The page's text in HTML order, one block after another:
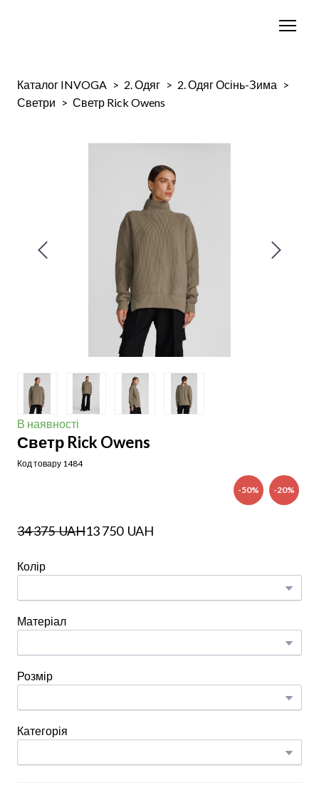
Каталог INVOGA 2. Одяг
2. Одяг Осінь-Зима
Светри
Светр Rick Owens
В наявності
Светр Rick Owens
Код товару 1484
-50% -20%
34 375  UAH13 750  UAH
Колір
Матеріал
Розмір
Категорія